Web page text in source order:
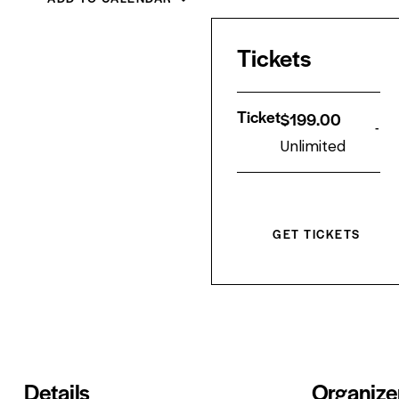
Tickets
Ticket$199.00
Unlimited
-
GET TICKETS
Details